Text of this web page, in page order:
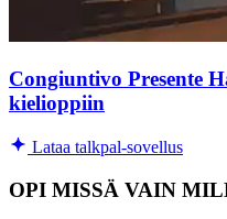
Congiuntivo Presente
kielioppiin
Lataa talkpal-sovellus
OPI MISSÄ VAIN